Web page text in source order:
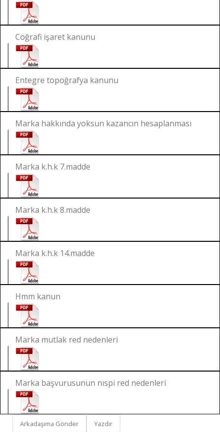
Coğrafi işaret kanunu
Entegre topoğrafya kanunu
Marka hakkında yoksun kazancın hesaplanması
Marka k.h.k 7.madde
Marka k.h.k 8.madde
Marka k.h.k 14.madde
Hmm kanun
Marka mutlak red nedenleri
Marka başvurusunun nıspi red nedenleri
Arkadaşıma Gönder Yazdır